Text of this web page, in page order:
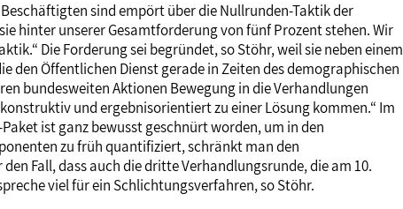
sind empört über die Nullrunden-Taktik der
hinter unserer Gesamtforderung von fünf Prozent stehen. Wir
Die Forderung sei begründet, so Stöhr, weil sie neben einem
den Öffentlichen Dienst gerade in Zeiten des demographischen
bundesweiten Aktionen Bewegung in die Verhandlungen
und ergebnisorientiert zu einer Lösung kommen.“ Im
ist ganz bewusst geschnürt worden, um in den
zu früh quantifiziert, schränkt man den
Fall, dass auch die dritte Verhandlungsrunde, die am 10.
viel für ein Schlichtungsverfahren, so Stöhr.